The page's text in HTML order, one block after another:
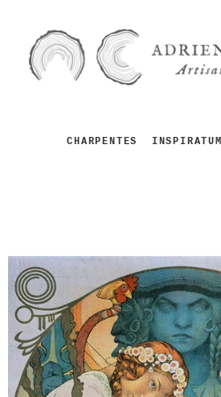
CHARPENTES INSPIRATUM